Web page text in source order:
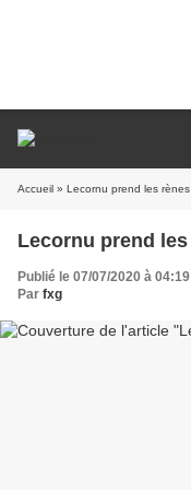
Accueil » Lecornu prend les
Lecornu prend
Publié le 07/07/2020 à 04:19
Par fxg